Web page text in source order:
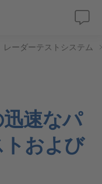
レーダーテストシステム
速なパ
および